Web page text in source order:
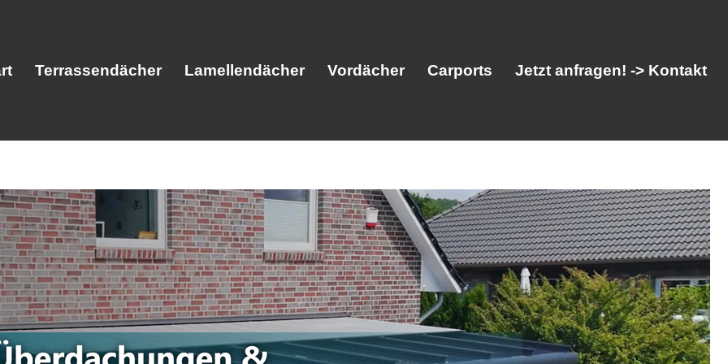
Terrassendächer Lamellendächer Vordächer Carports Jetzt anfragen! -> Kontakt